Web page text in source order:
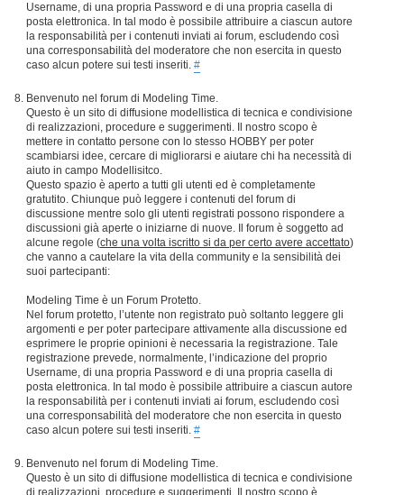
Username, di una propria Password e di una propria casella di
posta elettronica. In tal modo è possibile attribuire a ciascun autore
la responsabilità per i contenuti inviati ai forum, escludendo così
una corresponsabilità del moderatore che non esercita in questo
caso alcun potere sui testi inseriti. #
Benvenuto nel forum di Modeling Time.
Questo è un sito di diffusione modellistica di tecnica e condivisione
di realizzazioni, procedure e suggerimenti. Il nostro scopo è
mettere in contatto persone con lo stesso HOBBY per poter
scambiarsi idee, cercare di migliorarsi e aiutare chi ha necessità di
aiuto in campo Modellisitco.
Questo spazio è aperto a tutti gli utenti ed è completamente
gratutito. Chiunque può leggere i contenuti del forum di
discussione mentre solo gli utenti registrati possono rispondere a
discussioni già aperte o iniziarne di nuove. Il forum è soggetto ad
alcune regole (che una volta iscritto si da per certo avere accettato)
che vanno a cautelare la vita della community e la sensibilità dei
suoi partecipanti:
Modeling Time è un Forum Protetto.
Nel forum protetto, l’utente non registrato può soltanto leggere gli
argomenti e per poter partecipare attivamente alla discussione ed
esprimere le proprie opinioni è necessaria la registrazione. Tale
registrazione prevede, normalmente, l’indicazione del proprio
Username, di una propria Password e di una propria casella di
posta elettronica. In tal modo è possibile attribuire a ciascun autore
la responsabilità per i contenuti inviati ai forum, escludendo così
una corresponsabilità del moderatore che non esercita in questo
caso alcun potere sui testi inseriti. #
Benvenuto nel forum di Modeling Time.
Questo è un sito di diffusione modellistica di tecnica e condivisione
di realizzazioni, procedure e suggerimenti. Il nostro scopo è